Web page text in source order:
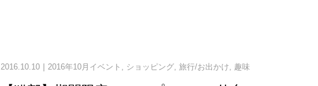
2016.10.10 2016年10月イベント ショッピング ,旅行/お出かけ 趣味